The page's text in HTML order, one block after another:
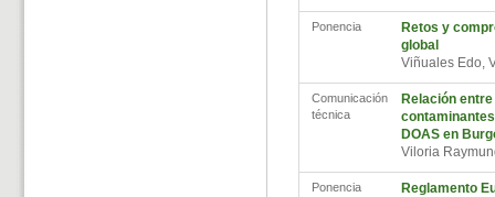
Ponencia
Retos y
global
Viñuales Edo,
Comunicación
técnica
Relación
DOAS en
Viloria
Ponencia
Reglamento